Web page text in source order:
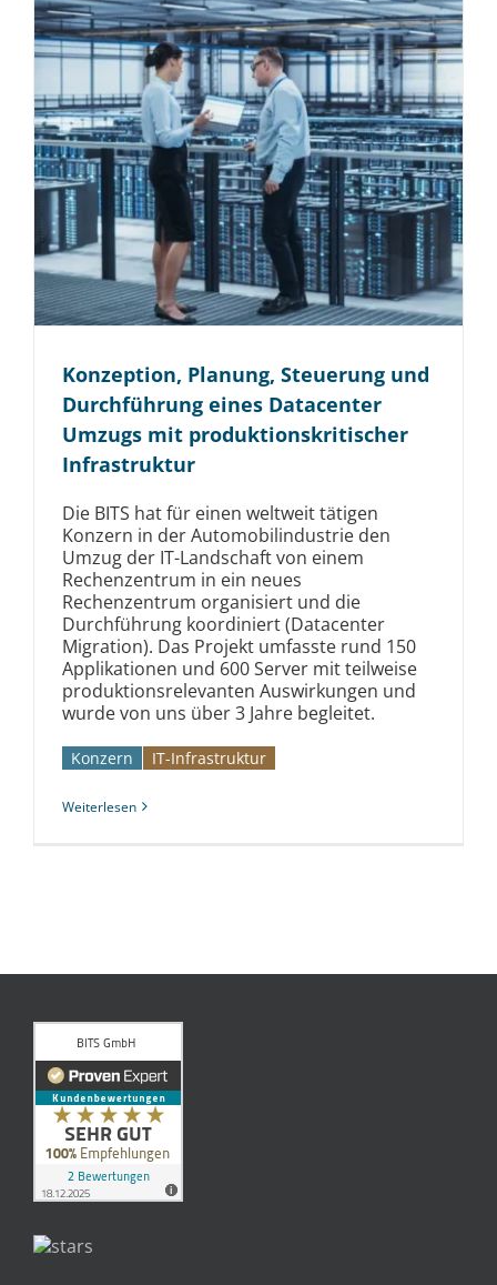
Konzeption, Planung, Steuerung und
Durchführung eines Datacenter
Umzugs mit produktions­kritischer
Infrastruktur
Die BITS hat für einen weltweit tätigen
Konzern in der Automobilindustrie den
Umzug der IT-Landschaft von einem
Rechenzentrum in ein neues
Rechenzentrum organisiert und die
Durchführung koordiniert (Datacenter
Migration). Das Projekt umfasste rund 150
Applikationen und 600 Server mit teilweise
produktionsrelevanten Auswirkungen und
wurde von uns über 3 Jahre begleitet.
Konzern IT-Infrastruktur
Weiterlesen